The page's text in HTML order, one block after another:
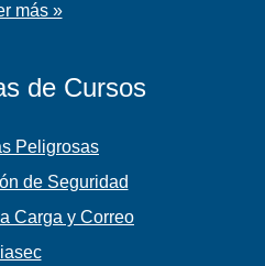
más »
de Cursos
Peligrosas
de Seguridad
Carga y Correo